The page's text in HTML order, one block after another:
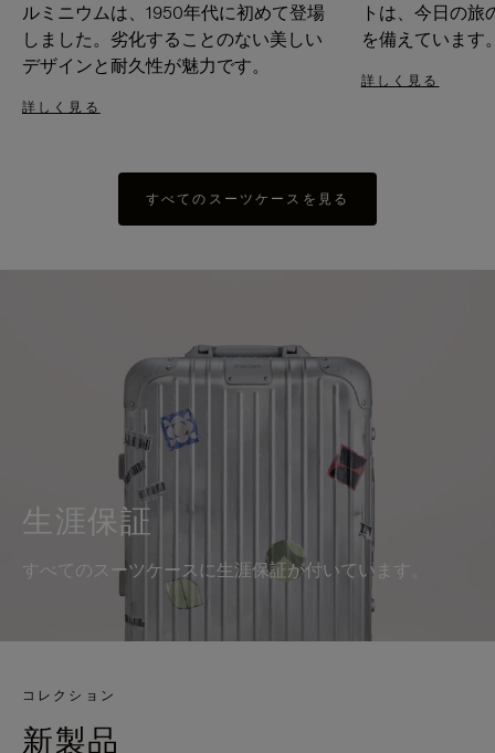
ルミニウムは、1950年代に初めて登場
しました。劣化することのない美しい
デザインと耐久性が魅力です。
詳しく見る
トは、今日の
を備えています
詳しく見る
すべてのスーツケースを見る
生涯保証
すべてのスーツケースに生涯保証が付いています。
コレクション
新製品